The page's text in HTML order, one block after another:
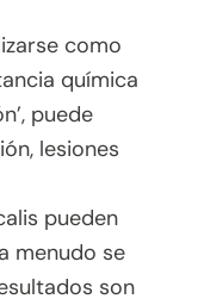
como
química
puede
lesiones
pueden
menudo se
son